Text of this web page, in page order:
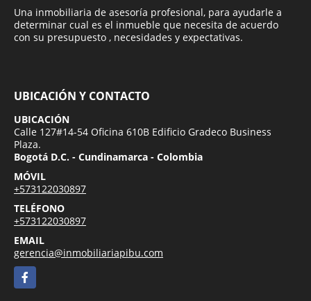
Una inmobiliaria de asesoría profesional, para ayudarle a
determinar cual es el inmueble que necesita de acuerdo
con su presupuesto , necesidades y expectativas.
UBICACIÓN Y CONTACTO
UBICACIÓN
Calle 127#14-54 Oficina 610B Edificio Gradeco Business
Plaza.
Bogotá D.C. - Cundinamarca - Colombia
MÓVIL
+573122030897
TELÉFONO
+573122030897
EMAIL
gerencia@inmobiliariapibu.com
Facebook